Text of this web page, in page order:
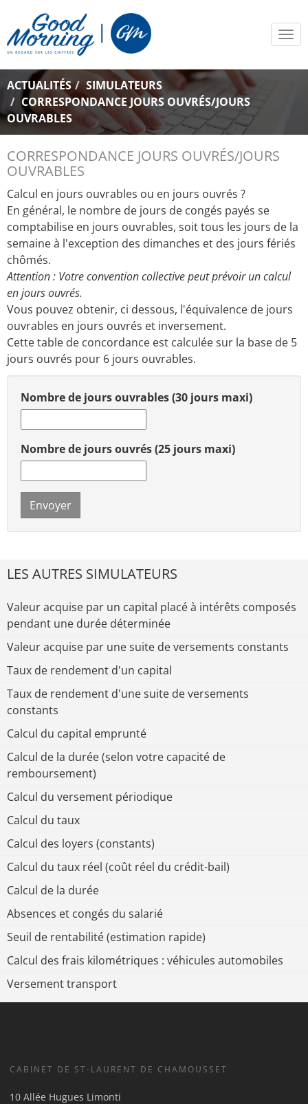
ACTUALITÉS
SIMULATEURS
CORRESPONDANCE JOURS OUVRÉS/JOURS
OUVRABLES
CORRESPONDANCE JOURS OUVRÉS/JOURS
OUVRABLES
Calcul en jours ouvrables ou en jours ouvrés ?
En général, le nombre de jours de congés payés se
comptabilise en jours ouvrables, soit tous les jours de la
semaine à l'exception des dimanches et des jours fériés
chômés.
Attention : Votre convention collective peut prévoir un calcul
en jours ouvrés.
Vous pouvez obtenir, ci dessous, l'équivalence de jours
ouvrables en jours ouvrés et inversement.
Cette table de concordance est calculée sur la base de 5
jours ouvrés pour 6 jours ouvrables.
Nombre de jours ouvrables (30 jours maxi)
Nombre de jours ouvrés (25 jours maxi)
Envoyer
LES AUTRES SIMULATEURS
Valeur acquise par un capital placé à intérêts composés
pendant une durée déterminée
Valeur acquise par une suite de versements constants
Taux de rendement d'un capital
Taux de rendement d'une suite de versements
constants
Calcul du capital emprunté
Calcul de la durée (selon votre capacité de
remboursement)
Calcul du versement périodique
Calcul du taux
Calcul des loyers (constants)
Calcul du taux réel (coût réel du crédit-bail)
Calcul de la durée
Absences et congés du salarié
Seuil de rentabilité (estimation rapide)
Calcul des frais kilométriques : véhicules automobiles
Versement transport
CABINET DE ST-LAURENT DE CHAMOUSSET
10 Allée Hugues Limonti